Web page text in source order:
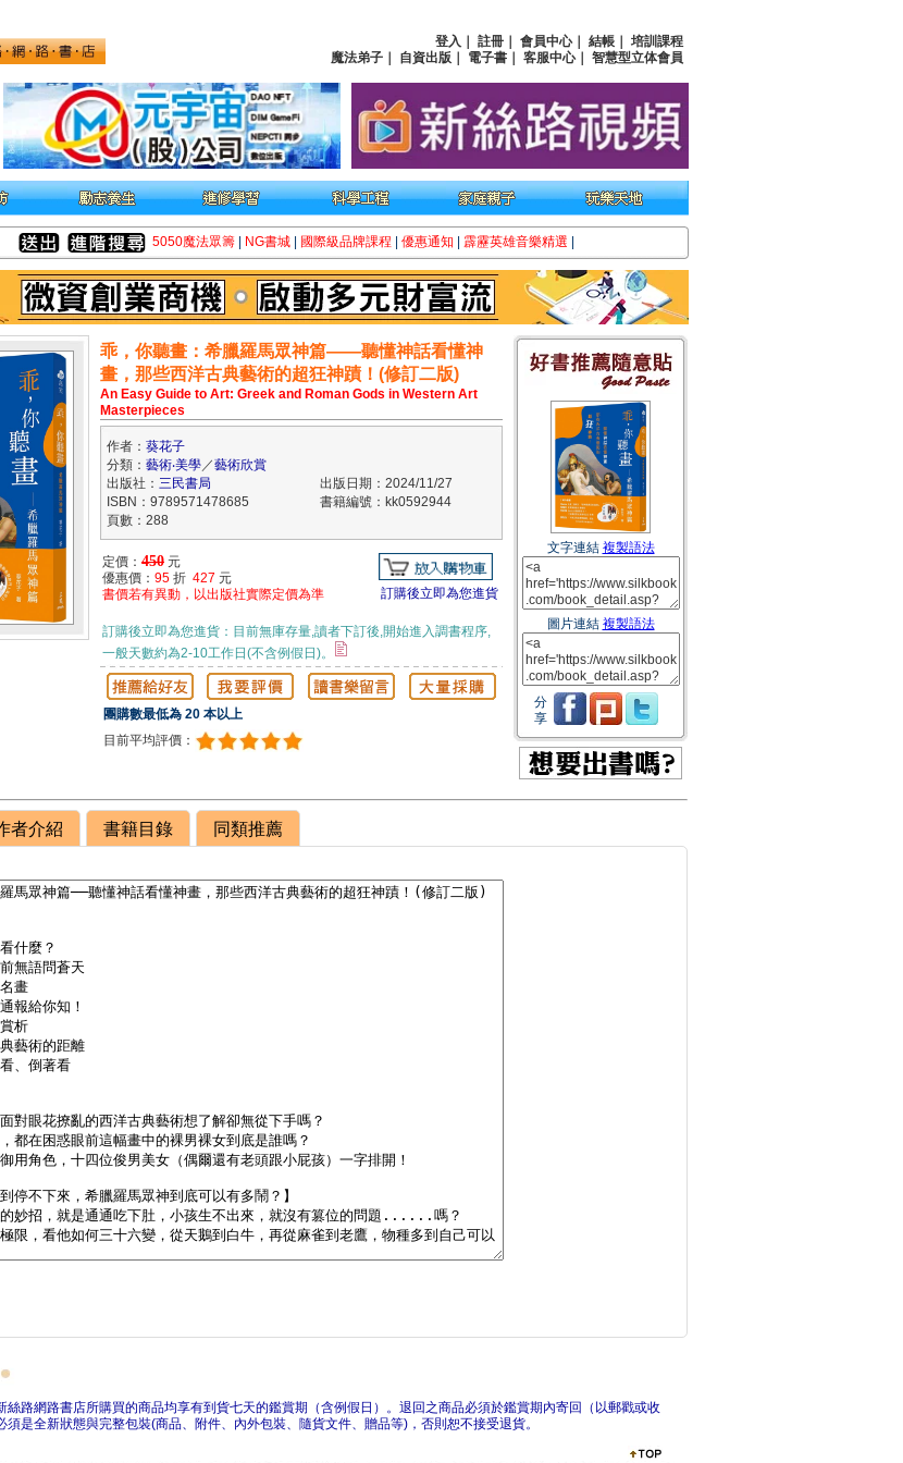
登入 註冊 會員中心｜ 結帳
培訓課程
魔法弟子
自資出版 電子書 客服中心｜ 智慧型立体會員
5050魔法眾籌 NG書城 國際級品牌課程 優惠通知 霹靂英雄音樂精選
乖，你聽畫：希臘羅馬眾神篇――聽懂神話看懂神
畫，那些西洋古典藝術的超狂神蹟！(修訂二版)
An Easy Guide to Art: Greek and Roman Gods in Western Art
Masterpieces
作者： 葵花子
分類： 藝術‧美學／藝術欣賞
出版社： 三民書局
出版日期：2024/11/27
ISBN：9789571478685
書籍編號：kk0592944
頁數：288
定價： 450 元
優惠價： 95 折 427 元
書價若有異動，以出版社實際定價為準
訂購後立即為您進貨
訂購後立即為您進貨：目前無庫存量,讀者下訂後,開始進入調書程序,
一般天數約為2-10工作日(不含例假日)。
團購數最低為 20 本以上
目前平均評價：
文字連結 複製語法
圖片連結 複製語法
分
享
者介紹 書籍目錄 同類推薦
絲路網路書店所購買的商品均享有到貨七天的鑑賞期（含例假日）。退回之商品必須於鑑賞期內寄回（以郵戳或收
須是全新狀態與完整包裝(商品、附件、內外包裝、隨貨文件、贈品等)，否則恕不接受退貨。